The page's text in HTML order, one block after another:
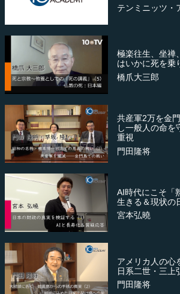
テンミニッツ・
極楽往生、坐禅
はいかに死を乗
橋爪大三郎
共産軍2万を金
し一般人の命を
重視
門田隆将
AI時代にこそ「
生きる＆現状の
宮本弘曉
アメリカ人の心
日系二世・三上
門田隆将